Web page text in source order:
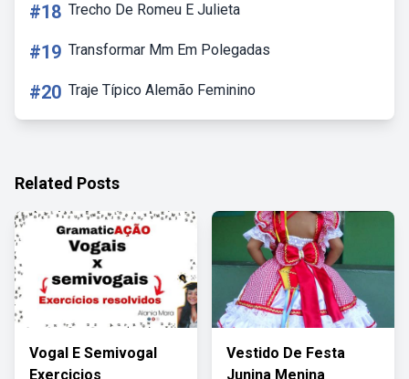
#18 Trecho De Romeu E Julieta
#19 Transformar Mm Em Polegadas
#20 Traje Típico Alemão Feminino
Related Posts
Vogal E Semivogal
Exercicios
Vestido De Festa
Junina Menina